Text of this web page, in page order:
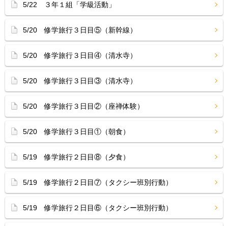
5/22 ３年１組「学級活動」
5/20 修学旅行３日目⑤（新幹線）
5/20 修学旅行３日目④（清水寺）
5/20 修学旅行３日目③（清水寺）
5/20 修学旅行３日目②（座禅体験）
5/20 修学旅行３日目①（朝食）
5/19 修学旅行２日目⑧（夕食）
5/19 修学旅行２日目⑦（タクシー班別行動）
5/19 修学旅行２日目⑥（タクシー班別行動）